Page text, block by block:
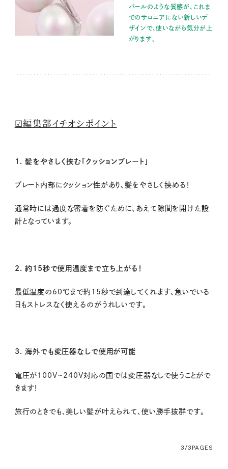
パールのような質感が、これま
でのサロニアにない新しいデ
ザインで、使いながら気分が上
がります。
☑編集部イチオシポイント
1. 髪をやさしく挟む「クッションプレート」
プレート内部にクッション性があり、髪をやさしく挟める！
通常時には過度な密着を防ぐために、あえて隙間を開けた設
計となっています。
2. 約15秒で使用温度まで立ち上がる！
最低温度の60℃まで約15秒で到達してくれます、急いでいる
日もストレスなく使えるのがうれしいです。
3. 海外でも変圧器なしで使用が可能
電圧が100V~240V対応の国では変圧器なしで使うことがで
きます！
旅行のときでも、美しい髪が叶えられて、使い勝手抜群です。
3/3 PAGES